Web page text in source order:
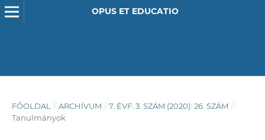
OPUS ET EDUCATIO
FŐOLDAL / ARCHÍVUM / 7. ÉVF. 3. SZÁM (2020): 26. SZÁM /
Tanulmányok